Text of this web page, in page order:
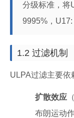
分级标准，将
9995%，U17:
1.2 过滤机制
ULPA过滤主要依
扩散效应
布朗运动